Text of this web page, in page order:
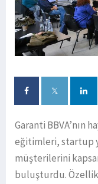
Garanti BBVA’nın
eğitimleri, startup
müşterilerini
buluşturdu.